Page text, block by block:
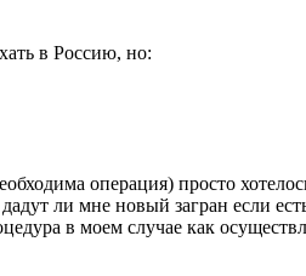
в Россию, но:
операция) просто
ли мне новый загран если
в моем случае как